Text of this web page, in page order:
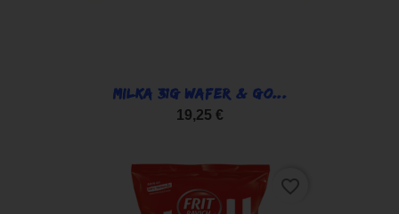
MILKA 31G WAFER & GO...
19,25 €
favorite_border